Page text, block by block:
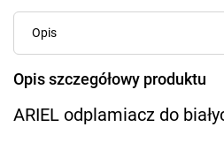
Opis
Opis szczegółowy produktu
ARIEL odplamiacz do